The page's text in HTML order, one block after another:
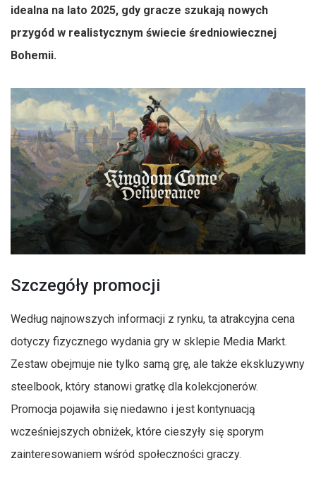
idealna na lato 2025, gdy gracze szukają nowych
przygód w realistycznym świecie średniowiecznej
Bohemii.
Szczegóły promocji
Według najnowszych informacji z rynku, ta atrakcyjna cena
dotyczy fizycznego wydania gry w sklepie Media Markt.
Zestaw obejmuje nie tylko samą grę, ale także ekskluzywny
steelbook, który stanowi gratkę dla kolekcjonerów.
Promocja pojawiła się niedawno i jest kontynuacją
wcześniejszych obniżek, które cieszyły się sporym
zainteresowaniem wśród społeczności graczy.